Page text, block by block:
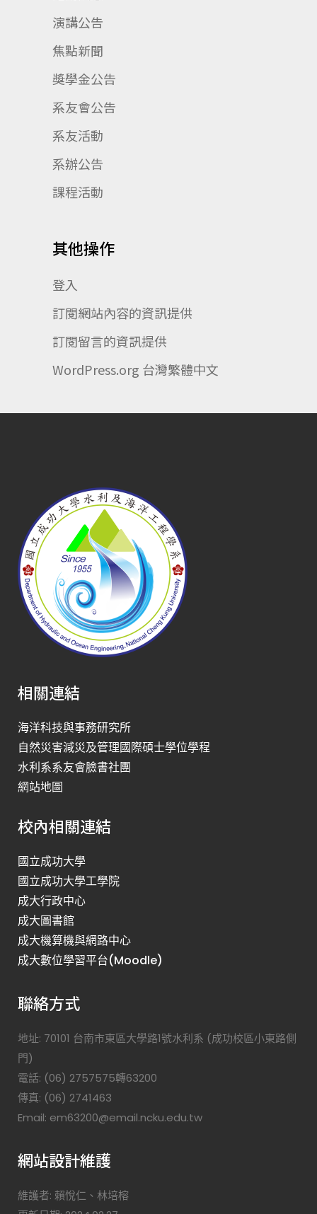
演講公告
焦點新聞
獎學金公告
系友會公告
系友活動
系辦公告
課程活動
其他操作
登入
訂閱網站內容的資訊提供
訂閱留言的資訊提供
WordPress.org 台灣繁體中文
相關連結
海洋科技與事務研究所
自然災害減災及管理國際碩士學位學程
水利系系友會臉書社團
網站地圖
校內相關連結
國立成功大學
國立成功大學工學院
成大行政中心
成大圖書館
成大機算機與網路中心
成大數位學習平台(Moodle)
聯絡方式
地址: 70101 台南市東區大學路1號水利系 (成功校區小東路側
門)
電話: (06) 2757575轉63200
傳真: (06) 2741463
Email: em63200@email.ncku.edu.tw
網站設計維護
維護者: 賴悅仁、林培榕